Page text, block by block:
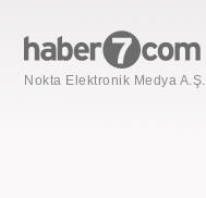
Nokta Elektronik Medya A.Ş.